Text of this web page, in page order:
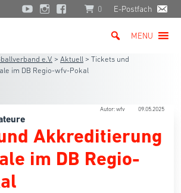
0 E-Postfach
MENU
e.V. > Aktuell > Tickets und
im DB Regio-wfv-Pokal
Autor: wfv 09.05.2025
Akkreditierung
im DB Regio-